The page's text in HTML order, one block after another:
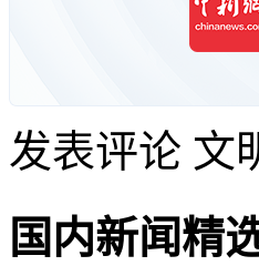
发表评论 文
国内新闻精选